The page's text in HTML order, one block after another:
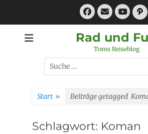
Facebook
E-
Mail
Rad und
Toms Reiseblog
Suchen
nach:
Start » Beiträge getagged
Schlagwort: Koman